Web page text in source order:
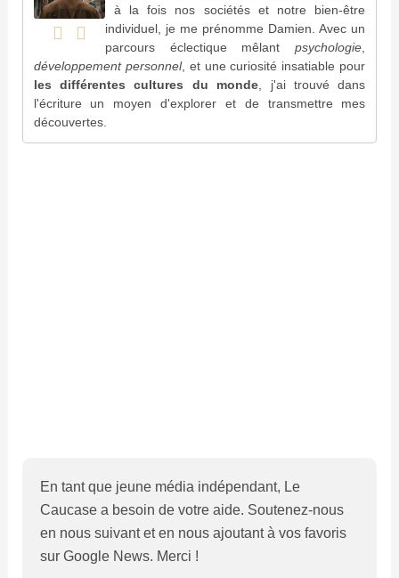
à la fois nos sociétés et notre bien-être
individuel, je me prénomme Damien. Avec un
parcours éclectique mêlantpsychologie,
développement personnel, et une curiosité insatiable pour
les différentes cultures du monde, j'ai trouvé dans
l'écriture un moyen d'explorer et de transmettre mes
découvertes.
En tant que jeune média indépendant, Le
Caucase a besoin de votre aide. Soutenez-nous
en nous suivant et en nous ajoutant à vos favoris
sur Google News. Merci !